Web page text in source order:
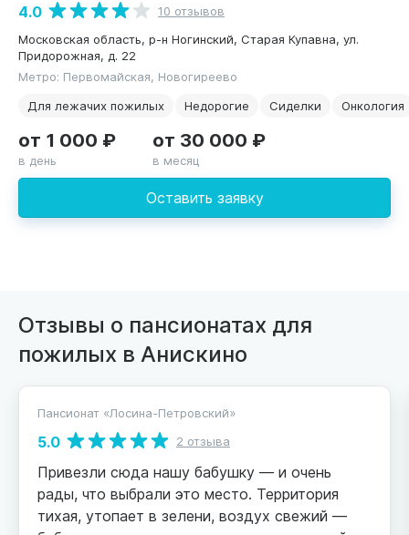
4.0
10 отзывов
Московская область, р-н Ногинский, Старая Купавна, ул.
Придорожная, д. 22
Метро: Первомайская, Новогиреево
Для лежачих пожилых
Недорогие Сиделки Онкология
Оставить заявку
от 1 000 ₽
в день
от 30 000 ₽
в месяц
Отзывы о пансионатах для
пожилых в Анискино
Пансионат «Лосина-Петровский»
5.0 2 отзыва
Привезли сюда нашу бабушку — и очень
рады, что выбрали это место. Территория
тихая, утопает в зелени, воздух свежий —